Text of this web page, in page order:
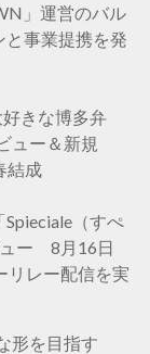
」運営のバル
と事業提携を発
きな博多弁
ュー＆新規
結成
（すぺ
ュー 8月16日
リレー配信を実
形を目指す